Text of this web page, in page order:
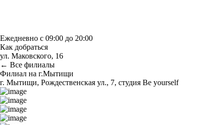
Ежедневно с 09:00 до 20:00
Как добраться
ул. Маковского, 16
← Все филиалы
Филиал на г.Мытищи
г. Мытищи, Рождественская ул., 7, студия Be yourself